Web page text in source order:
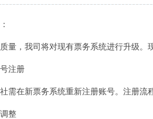
，我司将对现有票务系统进行升级。
注册
在新票务系统重新注册账号。注册流
整